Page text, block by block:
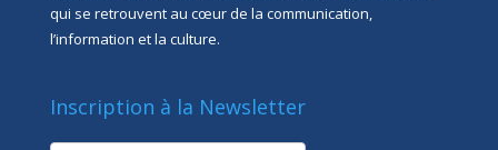
qui se retrouvent au cœur de la communication,
l’information et la culture.
Inscription à la Newsletter
newsletter